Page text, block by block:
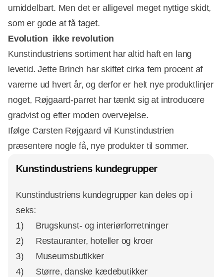
umiddelbart. Men det er alligevel meget nyttige skidt,
som er gode at få taget.
Evolution  ikke revolution
Kunstindustriens sortiment har altid haft en lang
levetid. Jette Brinch har skiftet cirka fem procent af
varerne ud hvert år, og derfor er helt nye produktlinjer
noget, Røjgaard-parret har tænkt sig at introducere
gradvist og efter moden overvejelse.
Ifølge Carsten Røjgaard vil Kunstindustrien
præsentere nogle få, nye produkter til sommer.
Kunstindustriens kundegrupper
Kunstindustriens kundegrupper kan deles op i
seks:
1) Brugskunst- og interiørforretninger
2) Restauranter, hoteller og kroer
3) Museumsbutikker
4) Større, danske kædebutikker